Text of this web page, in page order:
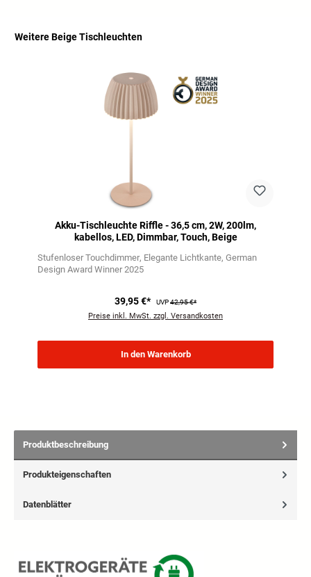
Weitere Beige Tischleuchten
Akku-Tischleuchte Riffle - 36,5 cm, 2W, 200lm,
kabellos, LED, Dimmbar, Touch, Beige
Stufenloser Touchdimmer Elegante Lichtkante German
Design Award Winner 2025
39,95 €* UVP42,95 €*
Preise inkl. MwSt. zzgl. Versandkosten
In den Warenkorb
Produktbeschreibung
Produkteigenschaften
Datenblätter